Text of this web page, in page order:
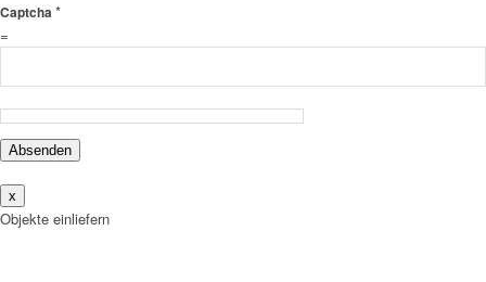
Captcha *
=
Absenden
x
Objekte einliefern